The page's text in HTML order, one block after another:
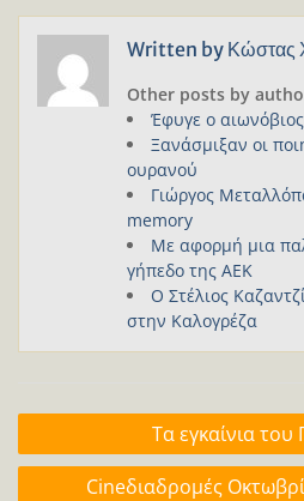
Written by Κώστας
Other posts by
Έφυγε ο
Ξανάσμιξαν οι
ουρανού
Γιώργος
memory
Με αφορμή μια
γήπεδο της ΑΕΚ
Ο Στέλιος
στην Καλογρέζα
Πλοήγηση
άρθρων
Τα εγκαίνια του
Cineδιαδρομές